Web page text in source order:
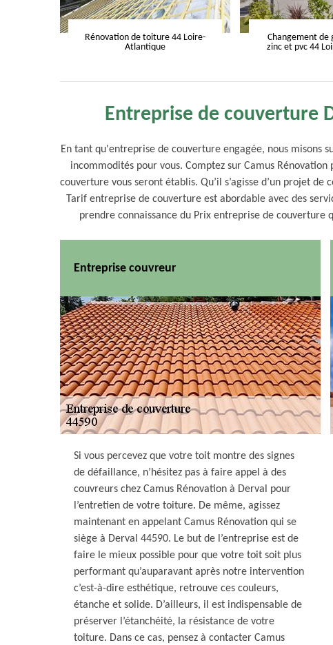
Rénovation de toiture 44 Loire-
Atlantique
Changement de
zinc et pvc 44
Entreprise de couverture
En tant qu'entreprise de couverture engagée, nous misons
incommodités pour vous. Comptez sur Camus
couverture vous seront établis. Qu’il s’agisse d’un projet
Tarif entreprise de couverture est abordable avec des
prendre connaissance du Prix entreprise de couverture
Entreprise couvreur
Si vous percevez que votre toit montre des signes
de défaillance, n’hésitez pas à faire appel à des
couvreurs chez Camus Rénovation à Derval pour
l’entretien de votre toiture. De même, agissez
maintenant en appelant Camus Rénovation qui se
siège à Derval 44590. Le but de l’entreprise est de
faire le mieux possible pour que votre toit soit plus
performant qu’auparavant après notre intervention
c’est-à-dire esthétique, retrouve ces couleurs,
étanche et solide. D’ailleurs, il est indispensable de
préserver l’étanchéité, la résistance de votre
toiture. Dans ce cas, pensez à contacter Camus